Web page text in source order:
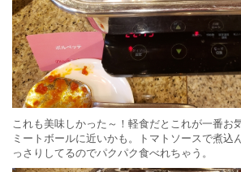
これも美味しかった～！軽食だとこれが一番お
ミートボールに近いかも。トマトソースで煮込
っさりしてるのでパクパク食べれちゃう。